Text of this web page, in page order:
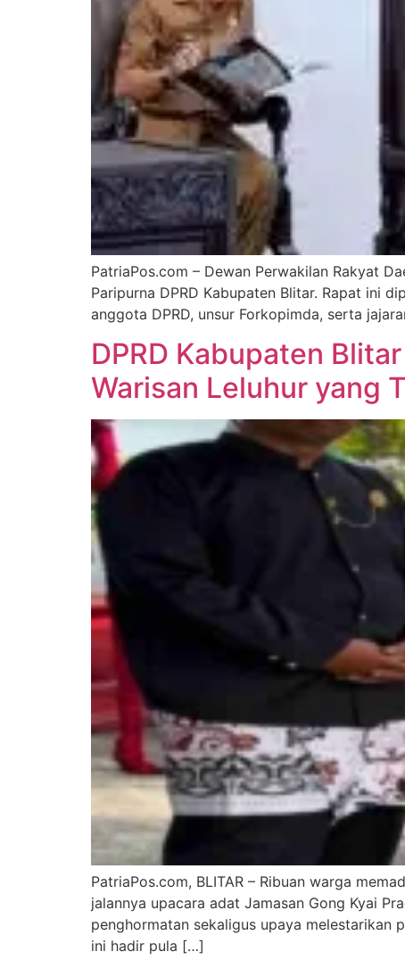
PatriaPos.com – Dewan Perwakilan Rakyat
Paripurna DPRD Kabupaten Blitar. Rapat ini
anggota DPRD, unsur Forkopimda, serta
DPRD Kabupaten
Warisan Leluhur yang
PatriaPos.com, BLITAR – Ribuan warga
jalannya upacara adat Jamasan Gong Kyai
penghormatan sekaligus upaya melestarikan
ini hadir pula […]